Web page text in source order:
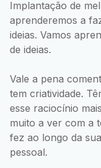
Implantação de
aprenderemos a
ideias. Vamos
de ideias.
Vale a pena
tem criatividade.
esse raciocínio
muito a ver com a
fez ao longo da
pessoal.